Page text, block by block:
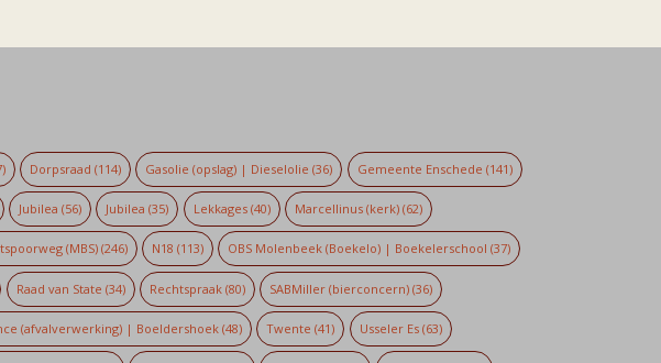
Dorpsraad (114) Gasolie (opslag) | Dieselolie (36) Gemeente Enschede (141)
Jubilea (56) Jubilea (35) Lekkages(40) Marcellinus (kerk) (62)
(MBS)(246) N18 (113) OBS Molenbeek (Boekelo) | Boekelerschool (37)
Raad van State (34) Rechtspraak(80) SABMiller (bierconcern) (36)
(afvalverwerking) | Boeldershoek(48) Twente (41) Usseler Es(63)